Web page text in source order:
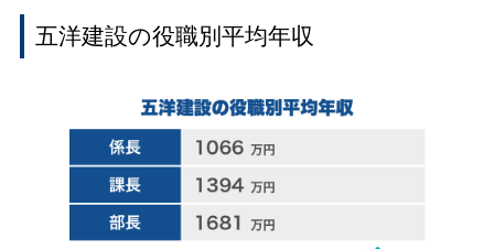
五洋建設の役職別平均年収